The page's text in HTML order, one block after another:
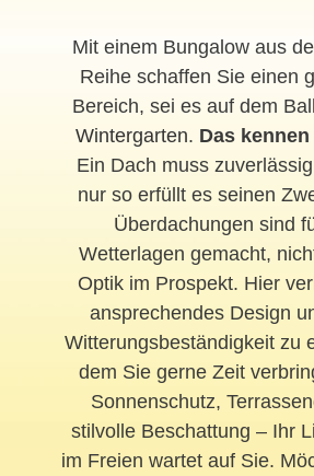
Mit einem Bungalow aus
Reihe schaffen Sie einen
Bereich, sei es auf dem
Wintergarten. Das
Ein Dach muss
nur so erfüllt es seinen
Überdachungen sind
Wetterlagen gemacht,
Optik im Prospekt. Hier
ansprechendes Design
Witterungsbeständigkeit zu
dem Sie gerne Zeit
Sonnenschutz,
stilvolle Beschattung – Ihr
im Freien wartet auf Sie.